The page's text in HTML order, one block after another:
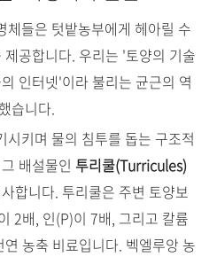
체들은 텃밭농부에게 헤아릴 수
공합니다. 우리는 '토양의 기술
인터넷'이라 불리는 균근의 역
습니다.
키며 물의 침투를 돕는 구조적
배설물인 투리쿨(Turricules)
합니다. 투리쿨은 주변 토양보
2배, 인(P)이 7배, 그리고 칼륨
농축 비료입니다. 벡엘루앙 농